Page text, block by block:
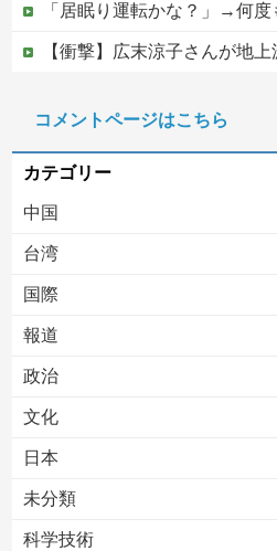
「居眠り運転かな？」→何度も追突→夫婦
【衝撃】広末涼子さんが地上波にスピード復帰できる理由
京都の寺がまた燃える「中国
コメントページはこちら
カテゴリー
中国
台湾
国際
報道
政治
文化
日本
未分類
科学技術